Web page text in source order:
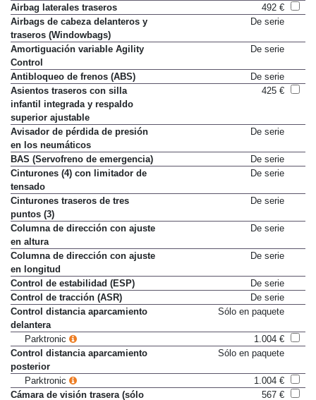
Airbag laterales traseros
492 €
Airbags de cabeza delanteros y
traseros (Windowbags)
De serie
Amortiguación variable Agility
Control
De serie
Antibloqueo de frenos (ABS)
De serie
Asientos traseros con silla
infantil integrada y respaldo
superior ajustable
425 €
Avisador de pérdida de presión
en los neumáticos
De serie
BAS (Servofreno de emergencia)
De serie
Cinturones (4) con limitador de
tensado
De serie
Cinturones traseros de tres
puntos (3)
De serie
Columna de dirección con ajuste
en altura
De serie
Columna de dirección con ajuste
en longitud
De serie
Control de estabilidad (ESP)
De serie
Control de tracción (ASR)
De serie
Control distancia aparcamiento
delantera
Sólo en paquete
Parktronic
1.004 €
Control distancia aparcamiento
posterior
Sólo en paquete
Parktronic
1.004 €
Cámara de visión trasera (sólo
567 €